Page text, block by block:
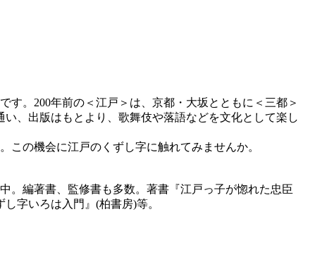
。200年前の＜江戸＞は、京都・大坂とともに＜三都＞
、出版はもとより、歌舞伎や落語などを文化として楽し
の機会に江戸のくずし字に触れてみませんか。
。編著書、監修書も多数。著書『江戸っ子が惚れた忠臣
字いろは入門』(柏書房)等。